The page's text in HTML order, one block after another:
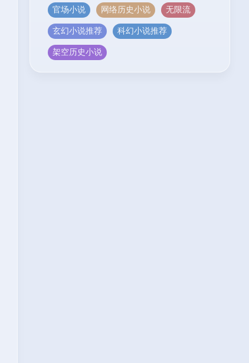
官场小说 网络历史小说 无限流
玄幻小说推荐 科幻小说推荐
架空历史小说